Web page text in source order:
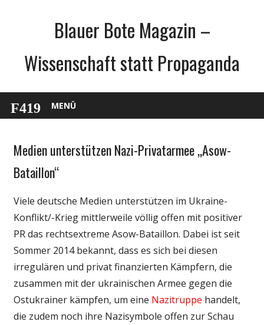
Blauer Bote Magazin –
Wissenschaft statt Propaganda
MENÜ
Gesellschaft
Politik
Medien unterstützen Nazi-Privatarmee „Asow-
Bataillon“
Viele deutsche Medien unterstützen im Ukraine-
Konflikt/-Krieg mittlerweile völlig offen mit positiver
PR das rechtsextreme Asow-Bataillon. Dabei ist seit
Sommer 2014 bekannt, dass es sich bei diesen
irregulären und privat finanzierten Kämpfern, die
zusammen mit der ukrainischen Armee gegen die
Ostukrainer kämpfen, um eine Nazitruppe handelt,
die zudem noch ihre Nazisymbole offen zur Schau